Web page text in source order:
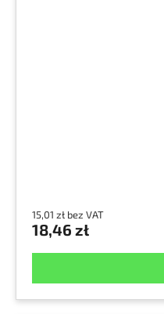
15,01 zł bez VAT
18,46 zł